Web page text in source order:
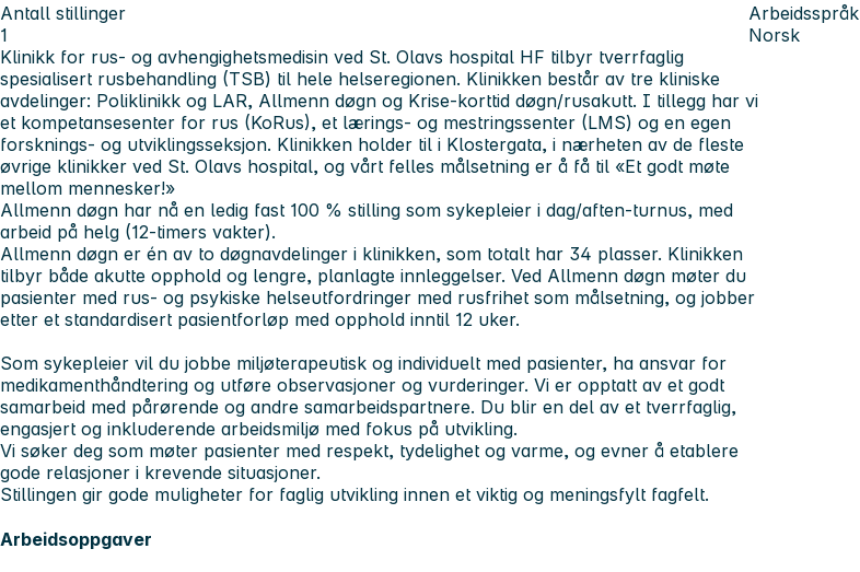
Antall stillinger
1
Arbeidsspråk
Norsk
Klinikk for rus- og avhengighetsmedisin ved St. Olavs hospital HF tilbyr tverrfaglig
spesialisert rusbehandling (TSB) til hele helseregionen. Klinikken består av tre kliniske
avdelinger: Poliklinikk og LAR, Allmenn døgn og Krise-korttid døgn/rusakutt. I tillegg har vi
et kompetansesenter for rus (KoRus), et lærings- og mestringssenter (LMS) og en egen
forsknings- og utviklingsseksjon. Klinikken holder til i Klostergata, i nærheten av de fleste
øvrige klinikker ved St. Olavs hospital, og vårt felles målsetning er å få til «Et godt møte
mellom mennesker!»
Allmenn døgn har nå en ledig fast 100 % stilling som sykepleier i dag/aften-turnus, med
arbeid på helg (12-timers vakter).
Allmenn døgn er én av to døgnavdelinger i klinikken, som totalt har 34 plasser. Klinikken
tilbyr både akutte opphold og lengre, planlagte innleggelser. Ved Allmenn døgn møter du
pasienter med rus- og psykiske helseutfordringer med rusfrihet som målsetning, og jobber
etter et standardisert pasientforløp med opphold inntil 12 uker.
Som sykepleier vil du jobbe miljøterapeutisk og individuelt med pasienter, ha ansvar for
medikamenthåndtering og utføre observasjoner og vurderinger. Vi er opptatt av et godt
samarbeid med pårørende og andre samarbeidspartnere. Du blir en del av et tverrfaglig,
engasjert og inkluderende arbeidsmiljø med fokus på utvikling.
Vi søker deg som møter pasienter med respekt, tydelighet og varme, og evner å etablere
gode relasjoner i krevende situasjoner.
Stillingen gir gode muligheter for faglig utvikling innen et viktig og meningsfylt fagfelt.
Arbeidsoppgaver